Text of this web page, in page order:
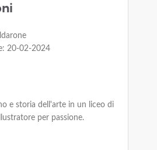
20-02-2024
e storia dell'arte in un liceo di
per passione.